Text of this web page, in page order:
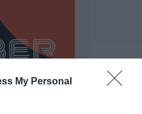
My Personal